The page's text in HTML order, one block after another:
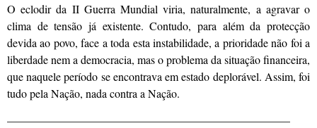
O eclodir da II Guerra Mundial viria, naturalmente, a agravar o
clima de tensão já existente. Contudo, para além da protecção
devida ao povo, face a toda esta instabilidade, a prioridade não foi a
liberdade nem a democracia, mas o problema da situação financeira,
que naquele período se encontrava em estado deplorável. Assim, foi
tudo pela Nação, nada contra a Nação.
—————————————————————————